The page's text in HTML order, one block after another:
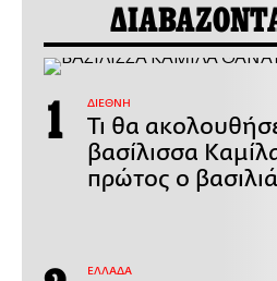
ΔΙΕΘΝΗ
Τι θα
βασίλισσα
πρώτος ο
ΕΛΛΑΔΑ